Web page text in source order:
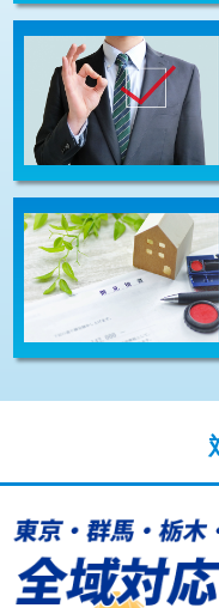
交換・取付（その他部
持込商品取付（単水栓）
持込商品取付（混合水栓
持込商品取付（浄水器
給水管工事※（バンド止
給水管工事※（支持金
給水管工事※（保温材
用/3ｍまで)
給水管工事※（塩ビ管
用（追加）/3ｍ超え)